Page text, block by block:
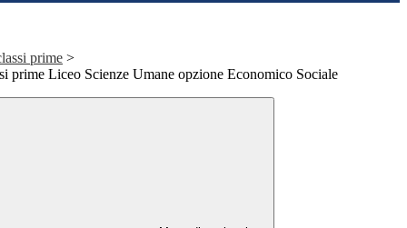
prime >
prime Liceo Scienze Umane opzione Economico Sociale